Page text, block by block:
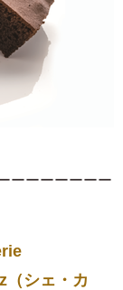
ーーーーーーー
（シェ・カ